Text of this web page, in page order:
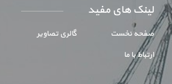
لینک های مفید
صفحه نخست گالری تصاویر
ارتباط با ما